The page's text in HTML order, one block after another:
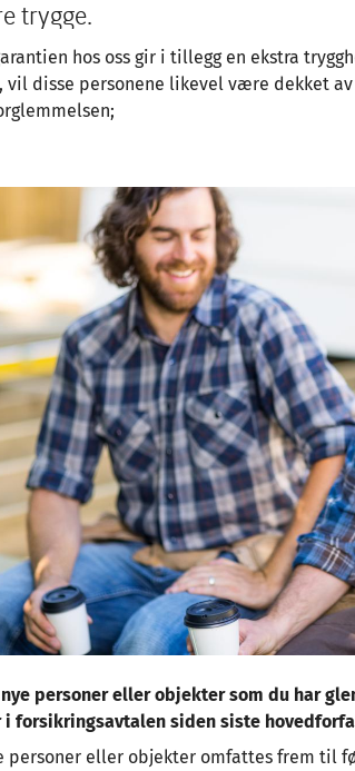
trygge.
hos oss gir i tillegg en ekstra
vil disse personene likevel være dekket
personer eller objekter som du har
i forsikringsavtalen siden siste
personer eller objekter omfattes frem til